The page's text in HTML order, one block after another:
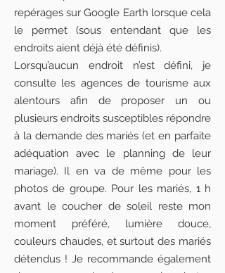
repérages sur Google Earth lorsque cela
le permet (sous entendant que les
endroits aient déjà été définis).
Lorsqu’aucun endroit n’est défini, je
consulte les agences de tourisme aux
alentours afin de proposer un ou
plusieurs endroits susceptibles répondre
à la demande des mariés (et en parfaite
adéquation avec le planning de leur
mariage). Il en va de même pour les
photos de groupe. Pour les mariés, 1 h
avant le coucher de soleil reste mon
moment préféré, lumière douce,
couleurs chaudes, et surtout des mariés
détendus ! Je recommande également